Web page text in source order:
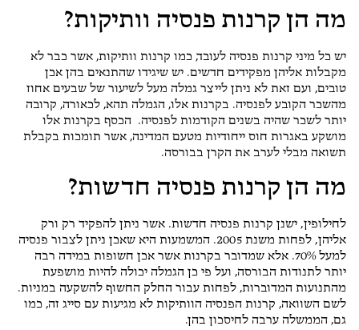
מה הן קרנות פנסיה וותיקות?
יש כל מיני קרנות פנסיה לעובד, כמו קרנות וותיקות, אשר כבר לא
מקבלות אליהן מפקידים חדשים. יש שיגידו שהתנאים בהן אכן
טובים, ועם זאת לא ניתן לייצר גמלה מעל לשיעור של שבעים אחוז
מהשכר הקובע לפנסיה. בקרנות אלו, הגמלה תהא, לכאורה, קרובה
יותר לשכר שהיה בשנים הקודמות לפנסיה. הכסף בקרנות אלו
מושקע באגרות חוס ייחודיות מטעם המדינה, אשר תומכות בקבלת
תשואה מבלי לערב את הקרן בבורסה.
מה הן קרנות פנסיה חדשות?
לחילופין, ישנן קרנות פנסיה חדשות. אשר ניתן להפקיד רק ורק
אליהן, לפחות משנת 2005. המשמעות היא שאכן ניתן לצבור פנסיה
למעל 70%. אלא שמדובר בקרנות אשר אכן חשופות במידה רבה
יותר לתנודות הבורסה, ועל פי כן הגמלה יכולה להיות מושפעת
מהתנועות המדוברות, לפחות עבור החלק החשוף להשקעה במניות.
לשם השוואה, קרנות הפנסיה הוותיקות לא מגיעות עם סייג זה, כמו
גם, הממשלה ערבה לחיסכון בהן.